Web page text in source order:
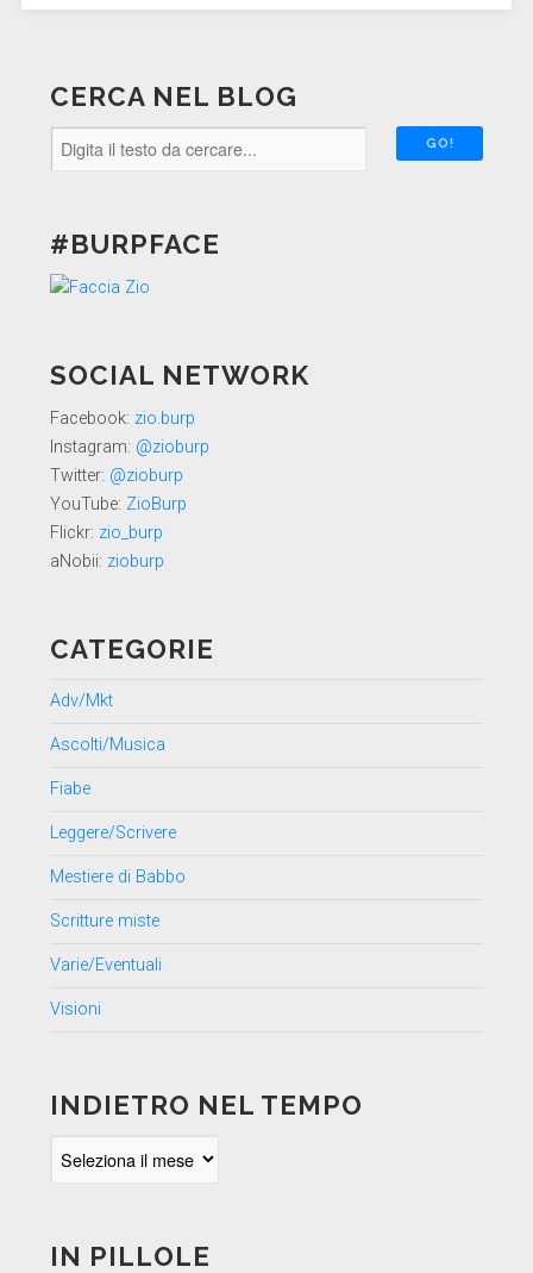
CERCA NEL BLOG
#BURPFACE
SOCIAL NETWORK
Facebook: zio.burp
Instagram: @zioburp
Twitter: @zioburp
YouTube: ZioBurp
Flickr: zio_burp
aNobii: zioburp
CATEGORIE
Adv/Mkt
Ascolti/Musica
Fiabe
Leggere/Scrivere
Mestiere di Babbo
Scritture miste
Varie/Eventuali
Visioni
INDIETRO NEL TEMPO
IN PILLOLE